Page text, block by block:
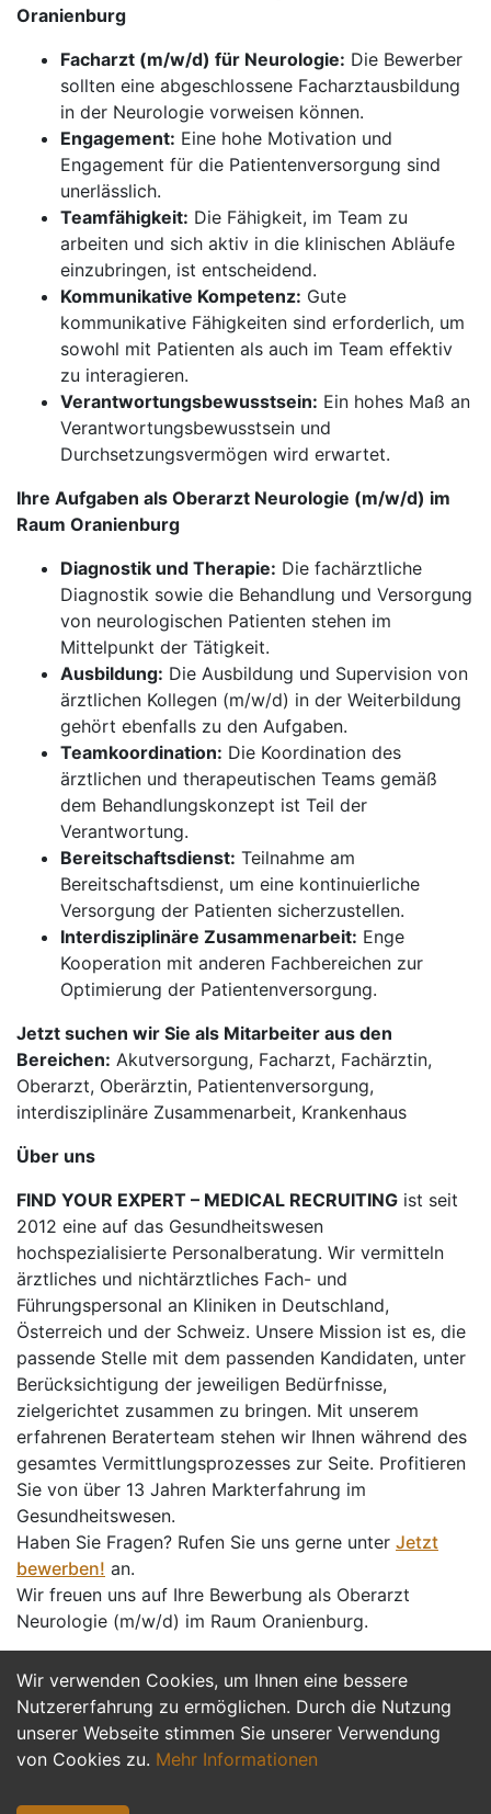
Wir verwenden Cookies, um Ihnen eine bessere
Nutzererfahrung zu ermöglichen. Durch die Nutzung
unserer Webseite stimmen Sie unserer Verwendung
von Cookies zu. Mehr Informationen
Oranienburg
Facharzt (m/w/d) für Neurologie: Die Bewerber
sollten eine abgeschlossene Facharztausbildung
in der Neurologie vorweisen können.
Engagement: Eine hohe Motivation und
Engagement für die Patientenversorgung sind
unerlässlich.
Teamfähigkeit: Die Fähigkeit, im Team zu
arbeiten und sich aktiv in die klinischen Abläufe
einzubringen, ist entscheidend.
Kommunikative Kompetenz: Gute
kommunikative Fähigkeiten sind erforderlich, um
sowohl mit Patienten als auch im Team effektiv
zu interagieren.
Verantwortungsbewusstsein: Ein hohes Maß an
Verantwortungsbewusstsein und
Durchsetzungsvermögen wird erwartet.
Ihre Aufgaben als Oberarzt Neurologie (m/w/d) im
Raum Oranienburg
Diagnostik und Therapie: Die fachärztliche
Diagnostik sowie die Behandlung und Versorgung
von neurologischen Patienten stehen im
Mittelpunkt der Tätigkeit.
Ausbildung: Die Ausbildung und Supervision von
ärztlichen Kollegen (m/w/d) in der Weiterbildung
gehört ebenfalls zu den Aufgaben.
Teamkoordination: Die Koordination des
ärztlichen und therapeutischen Teams gemäß
dem Behandlungskonzept ist Teil der
Verantwortung.
Bereitschaftsdienst: Teilnahme am
Bereitschaftsdienst, um eine kontinuierliche
Versorgung der Patienten sicherzustellen.
Interdisziplinäre Zusammenarbeit: Enge
Kooperation mit anderen Fachbereichen zur
Optimierung der Patientenversorgung.
Jetzt suchen wir Sie als Mitarbeiter aus den
Bereichen: Akutversorgung, Facharzt, Fachärztin,
Oberarzt, Oberärztin, Patientenversorgung,
interdisziplinäre Zusammenarbeit, Krankenhaus
Über uns
FIND YOUR EXPERT – MEDICAL RECRUITING ist seit
2012 eine auf das Gesundheitswesen
hochspezialisierte Personalberatung. Wir vermitteln
ärztliches und nichtärztliches Fach- und
Führungspersonal an Kliniken in Deutschland,
Österreich und der Schweiz. Unsere Mission ist es, die
passende Stelle mit dem passenden Kandidaten, unter
Berücksichtigung der jeweiligen Bedürfnisse,
zielgerichtet zusammen zu bringen. Mit unserem
erfahrenen Beraterteam stehen wir Ihnen während des
gesamtes Vermittlungsprozesses zur Seite. Profitieren
Sie von über 13 Jahren Markterfahrung im
Gesundheitswesen.
Haben Sie Fragen? Rufen Sie uns gerne unter Jetzt
bewerben! an.
Wir freuen uns auf Ihre Bewerbung als Oberarzt
Neurologie (m/w/d) im Raum Oranienburg.
Jetzt Bewerben